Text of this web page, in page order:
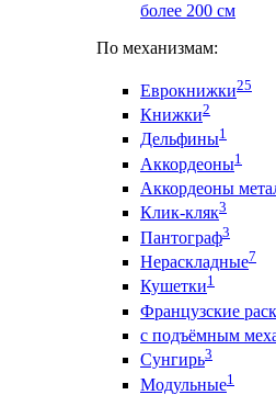
более 200 см
По механизмам:
Еврокнижки25
Книжки2
Дельфины1
Аккордеоны1
Аккордеоны
Клик-кляк3
Пантограф3
Нераскладные7
Кушетки1
Французские
с подъёмным
Сунгирь3
Модульные1